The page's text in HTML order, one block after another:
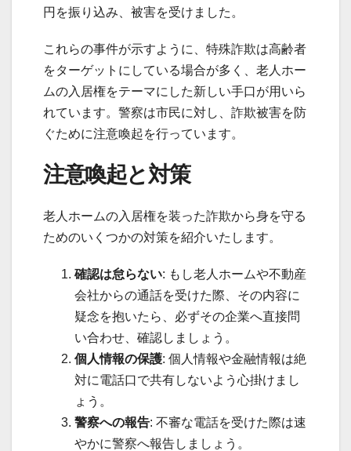
円を振り込み、被害を受けました。
これらの事件が示すように、特殊詐欺は高齢者
をターゲットにしている場合が多く、老人ホー
ムの入居権をテーマにした新しい手口が用いら
れています。警察は市民に対し、詐欺被害を防
ぐために注意喚起を行っています。
注意喚起と対策
老人ホームの入居権を装った詐欺から身を守る
ためのいくつかの対策を紹介いたします。
確認は怠らない: もし老人ホームや不動産
会社からの通話を受けた際、その内容に
疑念を抱いたら、必ずその企業へ直接問
い合わせ、確認しましょう。
個人情報の保護: 個人情報や金融情報は絶
対に電話口で共有しないよう心掛けまし
ょう。
警察への報告: 不審な電話を受けた際は速
やかに警察へ報告しましょう。